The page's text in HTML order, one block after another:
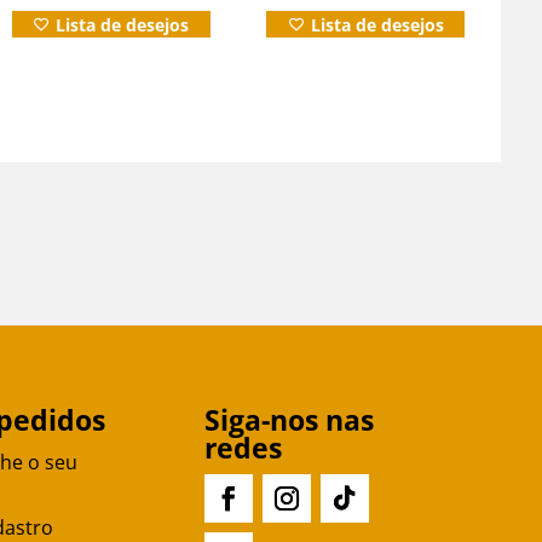
Informação adicional Duvidas?
Lista de desejos Lista de desejos
o seu
Siga-nos nas
redes